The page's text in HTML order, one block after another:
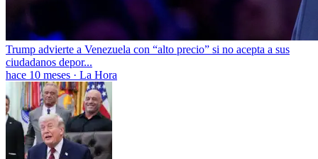
Trump advierte a Venezuela con “alto precio” si no acepta a sus
ciudadanos depor...
hace 10 meses · La Hora